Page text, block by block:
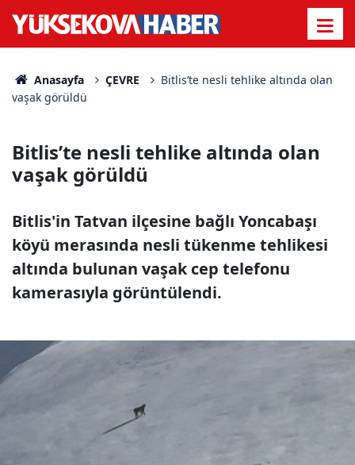
Anasayfa ÇEVRE
Bitlis’te nesli tehlike altında olan
vaşak görüldü
Bitlis’te nesli tehlike altında olan
vaşak görüldü
Bitlis'in Tatvan ilçesine bağlı Yoncabaşı
köyü merasında nesli tükenme tehlikesi
altında bulunan vaşak cep telefonu
kamerasıyla görüntülendi.